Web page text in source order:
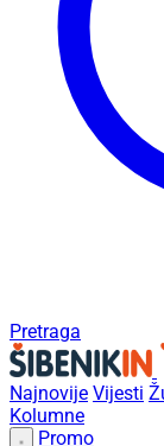
Pretraga
Najnovije Vijesti
Kolumne
Promo